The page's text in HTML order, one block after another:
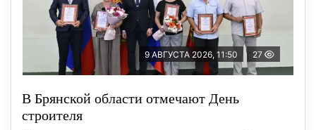
9 АВГУСТА 2026, 11:50 27
В Брянской области отмечают День
строителя